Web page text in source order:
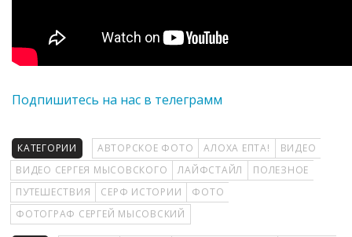
Подпишитесь на нас в телеграмм
КАТЕГОРИИ АВТОРСКОЕ ФОТО АЛОХА ЕПТА!
ВИДЕО
ВИДЕО СЕРГЕЯ МЫСОВСКОГО
ЛАЙФСТАЙЛ
ПОЛЕЗНОЕ
ПУТЕШЕСТВИЯ
СЕРФ ИСТОРИИ
ФОТО
ФОТОГРАФ СЕРГЕЙ МЫСОВСКИЙ